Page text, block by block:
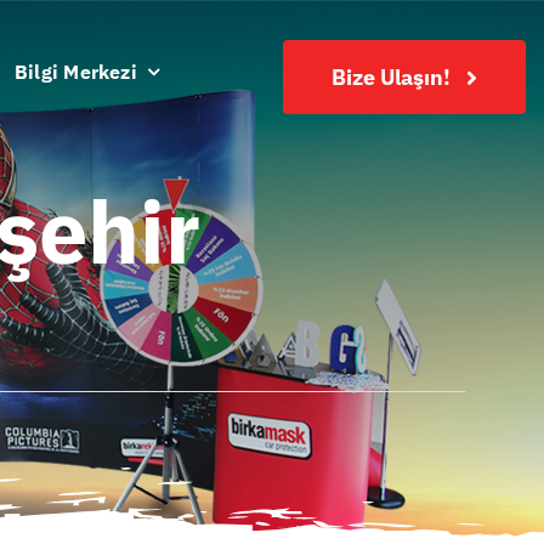
Bilgi Merkezi Bize Ulaşın!